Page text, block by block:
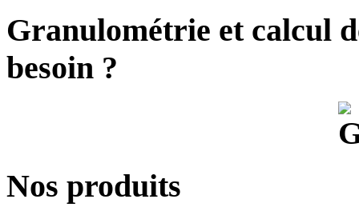
Granulométrie et calcul
besoin ?
Nos produits